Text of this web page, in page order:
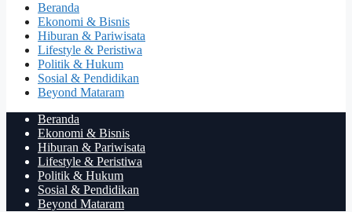
Beranda
Ekonomi & Bisnis
Hiburan & Pariwisata
Lifestyle & Peristiwa
Politik & Hukum
Sosial & Pendidikan
Beyond Mataram
Beranda
Ekonomi & Bisnis
Hiburan & Pariwisata
Lifestyle & Peristiwa
Politik & Hukum
Sosial & Pendidikan
Beyond Mataram